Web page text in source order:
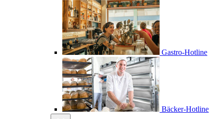
Gastro-Hotline
Bäcker-Hotline